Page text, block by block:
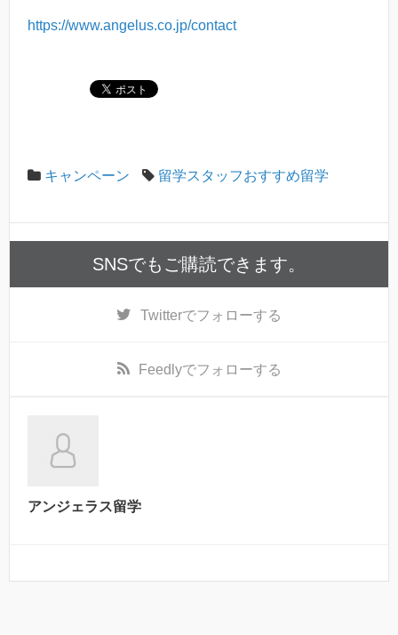
https://www.angelus.co.jp/contact
キャンペーン 留学スタッフおすすめ留学
SNSでもご購読できます。
Twitterでフォローする
Feedlyでフォローする
アンジェラス留学